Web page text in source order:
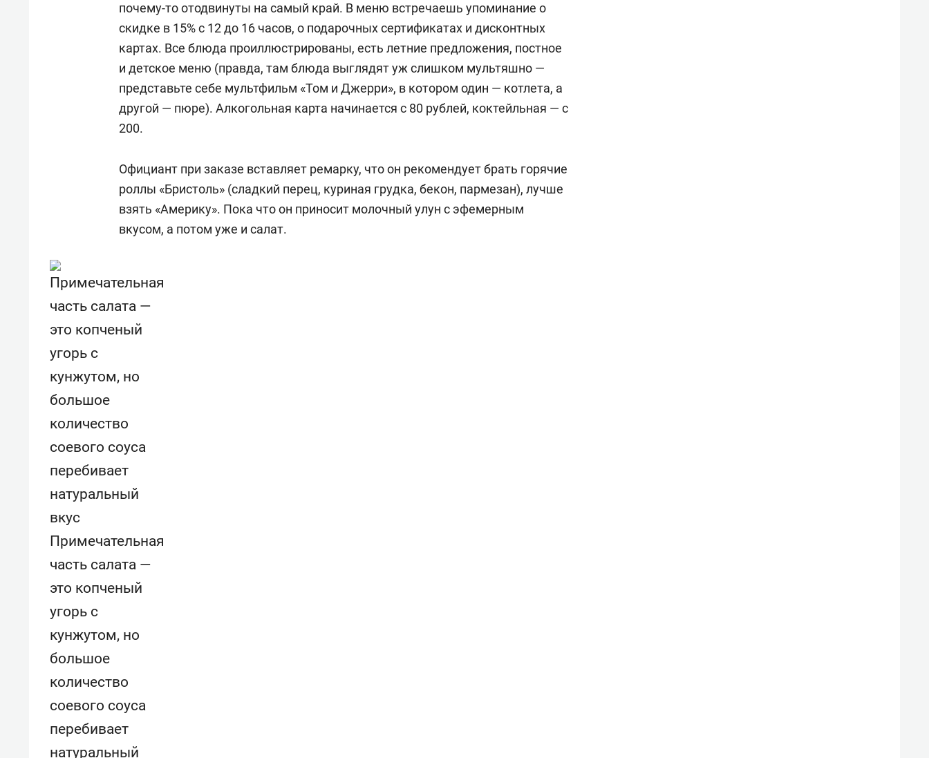
почему-то отодвинуты на самый край. В меню встречаешь упоминание о
скидке в 15%c 12до 16 часов, о подарочных сертификатах и дисконтных
картах. Все блюда проиллюстрированы, есть летние предложения, постное
и детское меню (правда, там блюда выглядят уж слишком мультяшно —
представьте себе мультфильм «Том и Джерри», в котором один — котлета, а
другой — пюре). Алкогольная карта начинается с 80 рублей, коктейльная — с
200.
Официант при заказе вставляет ремарку, что он рекомендует брать горячие
роллы «Бристоль» (сладкий перец, куриная грудка, бекон, пармезан), лучше
взять «Америку». Пока что он приносит молочный улун с эфемерным
вкусом, а потом уже и салат.
Примечательная
часть салата —
это копченый
угорь с
кунжутом, но
большое
количество
соевого соуса
перебивает
натуральный